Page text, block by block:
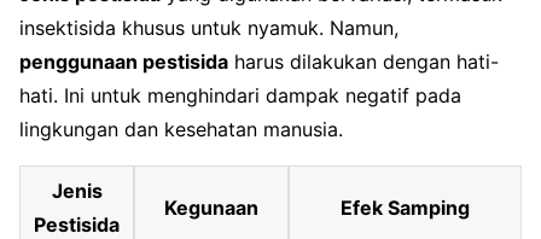
insektisida khusus untuk nyamuk. Namun,
penggunaan pestisida harus dilakukan dengan hati-
hati. Ini untuk menghindari dampak negatif pada
lingkungan dan kesehatan manusia.
Jenis
Pestisida
Kegunaan Efek Samping